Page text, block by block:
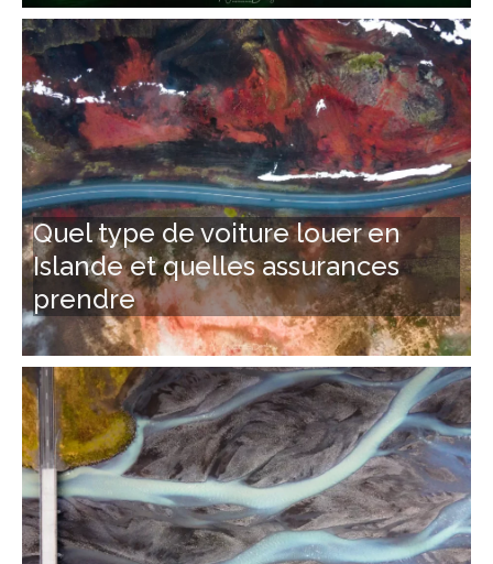
Quel type de voiture louer en
Islande et quelles assurances
prendre